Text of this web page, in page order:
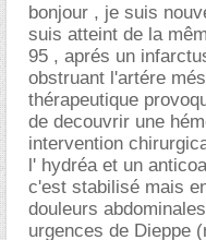
bonjour , je suis
suis atteint de la
95 , aprés un
obstruant l'artére
thérapeutique
de decouvrir une
intervention
l' hydréa et un
c'est stabilisé mais
douleurs
urgences de Dieppe